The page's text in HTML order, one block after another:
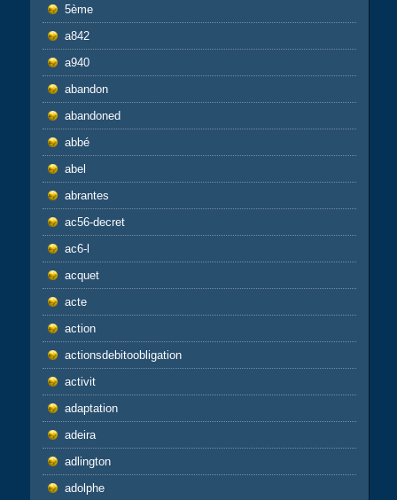
5ème
a842
a940
abandon
abandoned
abbé
abel
abrantes
ac56-decret
ac6-l
acquet
acte
action
actionsdebitoobligation
activit
adaptation
adeira
adlington
adolphe